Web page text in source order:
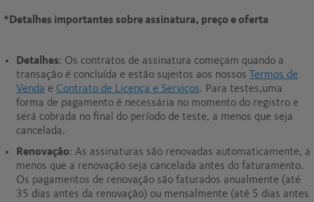
* Detalhes importantes sobre assinatura, preço e oferta
Detalhes: Os contratos de assinatura começam quando a
transação é concluída e estão sujeitos aos nossos
Termos de
Venda e Contrato de Licença e Serviços. Para testes,uma
forma de pagamento é necessária no momento do registro e
será cobrada no final do período de teste, a menos que seja
cancelada.
Renovação: As assinaturas são renovadas automaticamente, a
menos que a renovação seja cancelada antes do faturamento.
Os pagamentos de renovação são faturados anualmente (até
35 dias antes da renovação) ou mensalmente (até 5 dias antes